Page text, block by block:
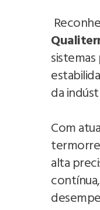
da
Com
alta